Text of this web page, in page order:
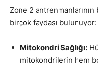
Zone 2
birçok faydası bulunuyor:
Mitokondri Sağlığı:
mitokondrilerin hem